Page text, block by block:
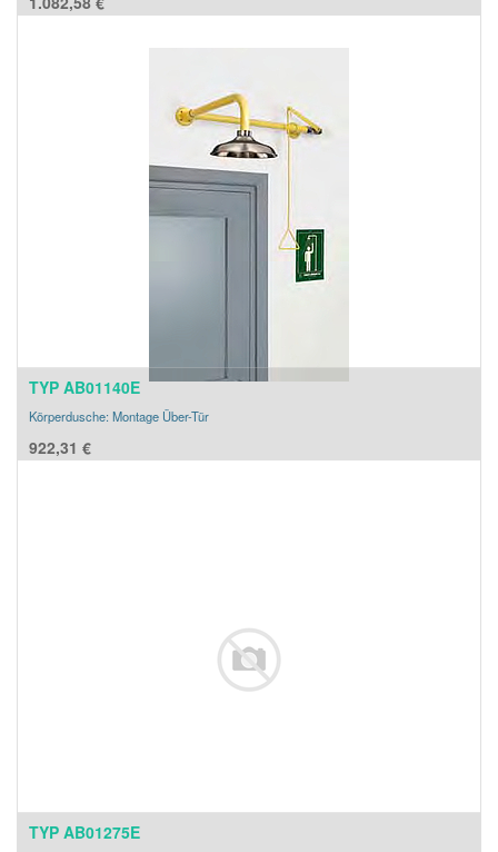
TYP AB01140E
Körperdusche: Montage Über-Tür
922,31 €
TYP AB01275E